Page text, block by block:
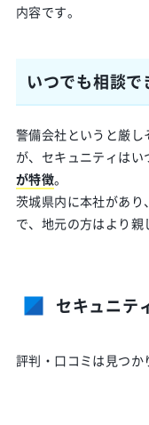
内容です。
いつでも相談
警備会社というと厳
が、セキュニティはい
が特徴。
茨城県内に本社があ
で、地元の方はより親
セキュニテ
評判・口コミは見つか